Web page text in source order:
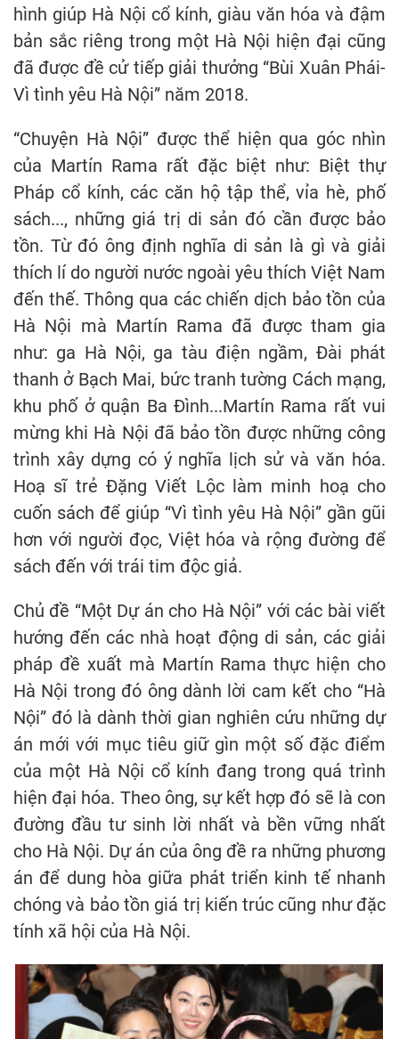
hình giúp Hà Nội cổ kính, giàu văn hóa và đậm
bản sắc riêng trong một Hà Nội hiện đại cũng
đã được đề cử tiếp giải thưởng “Bùi Xuân Phái-
Vì tình yêu Hà Nội” năm 2018.
“Chuyện Hà Nội” được thể hiện qua góc nhìn
của Martín Rama rất đặc biệt như: Biệt thự
Pháp cổ kính, các căn hộ tập thể, vỉa hè, phố
sách..., những giá trị di sản đó cần được bảo
tồn. Từ đó ông định nghĩa di sản là gì và giải
thích lí do người nước ngoài yêu thích Việt Nam
đến thế. Thông qua các chiến dịch bảo tồn của
Hà Nội mà Martín Rama đã được tham gia
như: ga Hà Nội, ga tàu điện ngầm, Đài phát
thanh ở Bạch Mai, bức tranh tường Cách mạng,
khu phố ở quận Ba Đình...Martín Rama rất vui
mừng khi Hà Nội đã bảo tồn được những công
trình xây dựng có ý nghĩa lịch sử và văn hóa.
Hoạ sĩ trẻ Đặng Viết Lộc làm minh hoạ cho
cuốn sách để giúp “Vì tình yêu Hà Nội” gần gũi
hơn với người đọc, Việt hóa và rộng đường để
sách đến với trái tim độc giả.
Chủ đề “Một Dự án cho Hà Nội” với các bài viết
hướng đến các nhà hoạt động di sản, các giải
pháp đề xuất mà Martín Rama thực hiện cho
Hà Nội trong đó ông dành lời cam kết cho “Hà
Nội” đó là dành thời gian nghiên cứu những dự
án mới với mục tiêu giữ gìn một số đặc điểm
của một Hà Nội cổ kính đang trong quá trình
hiện đại hóa. Theo ông, sự kết hợp đó sẽ là con
đường đầu tư sinh lời nhất và bền vững nhất
cho Hà Nội. Dự án của ông đề ra những phương
án để dung hòa giữa phát triển kinh tế nhanh
chóng và bảo tồn giá trị kiến trúc cũng như đặc
tính xã hội của Hà Nội.